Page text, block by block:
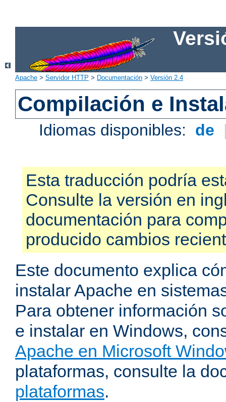
Apache > Servidor HTTP > Documentación > Versión 2.4
Compilación e
Idiomas disponibles: de
Esta traducción podría
Consulte la versión en
documentación para
producido cambios
Este documento explica
instalar Apache en
Para obtener información
e instalar en Windows,
Apache en Microsoft
plataformas, consulte la
plataformas.